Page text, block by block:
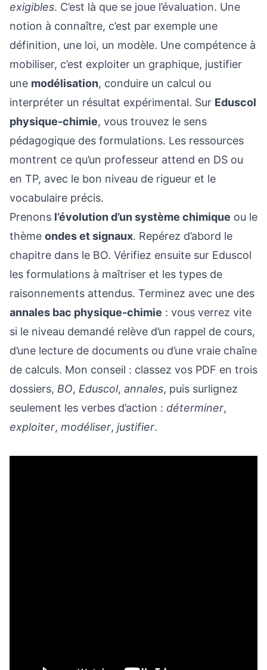
exigibles. C’est là que se joue l’évaluation. Une
notion à connaître, c’est par exemple une
définition, une loi, un modèle. Une compétence à
mobiliser, c’est exploiter un graphique, justifier
une modélisation, conduire un calcul ou
interpréter un résultat expérimental. Sur Eduscol
physique-chimie, vous trouvez le sens
pédagogique des formulations. Les ressources
montrent ce qu’un professeur attend en DS ou
en TP, avec le bon niveau de rigueur et le
vocabulaire précis.
Prenons l’évolution d’un système chimique ou le
thème ondes et signaux. Repérez d’abord le
chapitre dans le BO. Vérifiez ensuite sur Eduscol
les formulations à maîtriser et les types de
raisonnements attendus. Terminez avec une des
annales bac physique-chimie : vous verrez vite
si le niveau demandé relève d’un rappel de cours,
d’une lecture de documents ou d’une vraie chaîne
de calculs. Mon conseil : classez vos PDF en trois
dossiers, BO, Eduscol, annales, puis surlignez
seulement les verbes d’action : déterminer,
exploiter, modéliser, justifier.